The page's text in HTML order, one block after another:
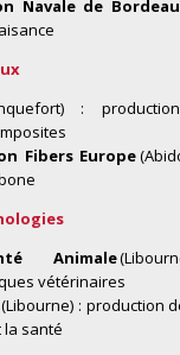
Navale de
:
Fibers Europe
Animale
vétérinaires
(Libourne) : production
santé